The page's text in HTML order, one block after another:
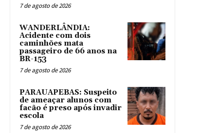
7 de agosto de 2026
WANDERLÂNDIA:
Acidente com dois
caminhões mata
passageiro de 66 anos na
BR-153
7 de agosto de 2026
PARAUAPEBAS: Suspeito
de ameaçar alunos com
facão é preso após invadir
escola
7 de agosto de 2026